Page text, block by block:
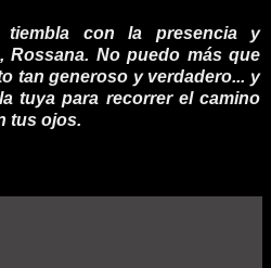
con la presencia y
Rossana. No puedo más que
tan generoso y verdadero... y
tuya para recorrer el camino
tus ojos.